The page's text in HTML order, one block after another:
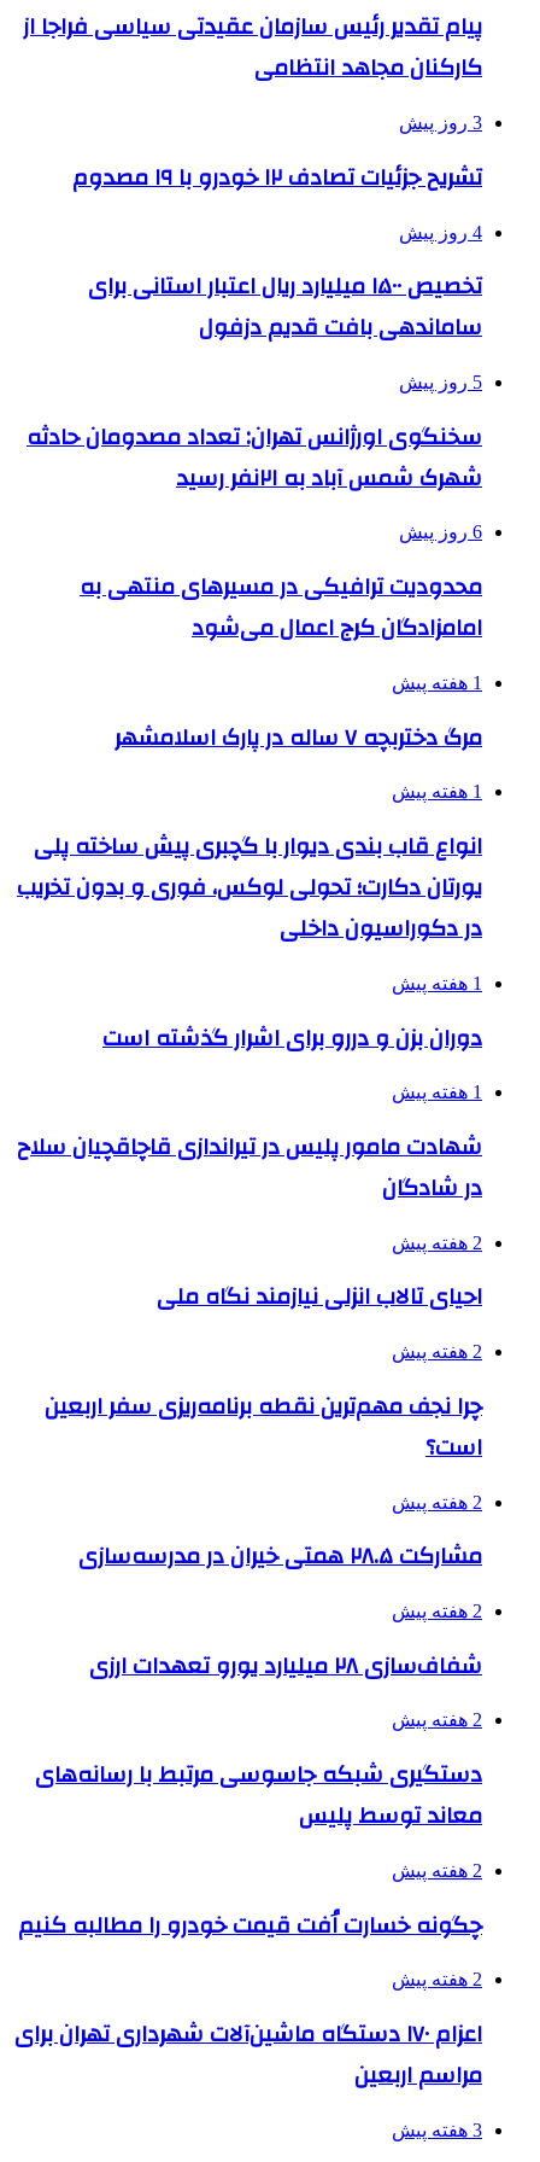
پیام تقدیر رئیس سازمان عقیدتی سیاسی فراجا از
کارکنان مجاهد انتظامی
3 روز پیش
تشریح جزئیات تصادف ۱۲ خودرو با ۱۹ مصدوم
4 روز پیش
تخصیص ۱۵۰۰ میلیارد ریال اعتبار استانی برای
ساماندهی بافت قدیم دزفول
5 روز پیش
سخنگوی اورژانس تهران: تعداد مصدومان حادثه
شهرک شمس آباد به ۲۱نفر رسید
6 روز پیش
محدودیت ترافیکی در مسیرهای منتهی به
امامزادگان کرج اعمال می‌شود
1 هفته پیش
مرگ دختربچه ۷ ساله در پارک اسلامشهر
1 هفته پیش
انواع قاب بندی دیوار با گچبری پیش ساخته پلی
یورتان دکارت؛ تحولی لوکس، فوری و بدون تخریب
در دکوراسیون داخلی
1 هفته پیش
دوران بزن و دررو برای اشرار گذشته است
1 هفته پیش
شهادت مامور پلیس در تیراندازی قاچاقچیان سلاح
در شادگان
2 هفته پیش
احیای تالاب انزلی نیازمند نگاه ملی
2 هفته پیش
چرا نجف مهم‌ترین نقطه برنامه‌ریزی سفر اربعین
است؟
2 هفته پیش
مشارکت ۲۸.۵ همتی خیران در مدرسه‌سازی
2 هفته پیش
شفاف‌سازی ۲۸ میلیارد یورو تعهدات ارزی
2 هفته پیش
دستگیری شبکه جاسوسی مرتبط با رسانه‌های
معاند توسط پلیس
2 هفته پیش
چگونه خسارت اُفت قیمت خودرو را مطالبه کنیم
2 هفته پیش
اعزام ۱۷۰ دستگاه ماشین‌آلات شهرداری تهران برای
مراسم اربعین
3 هفته پیش